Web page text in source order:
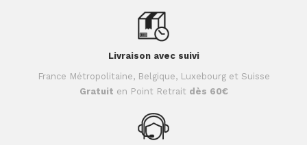
Livraison avec suivi
France Métropolitaine, Belgique, Luxebourg et Suisse
Gratuit en Point Retrait dès 60€